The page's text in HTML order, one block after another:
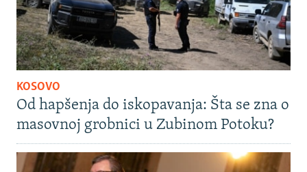
KOSOVO
Od hapšenja do iskopavanja: Šta se zna o
masovnoj grobnici u Zubinom Potoku?